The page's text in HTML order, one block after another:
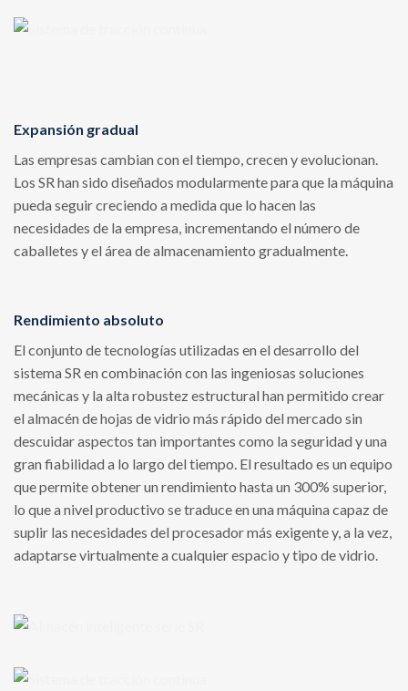
Expansión gradual
Las empresas cambian con el tiempo, crecen y evolucionan.
Los SR han sido diseñados modularmente para que la máquina
pueda seguir creciendo a medida que lo hacen las
necesidades de la empresa, incrementando el número de
caballetes y el área de almacenamiento gradualmente.
Rendimiento absoluto
El conjunto de tecnologías utilizadas en el desarrollo del
sistema SR en combinación con las ingeniosas soluciones
mecánicas y la alta robustez estructural han permitido crear
el almacén de hojas de vidrio más rápido del mercado sin
descuidar aspectos tan importantes como la seguridad y una
gran fiabilidad a lo largo del tiempo. El resultado es un equipo
que permite obtener un rendimiento hasta un 300% superior,
lo que a nivel productivo se traduce en una máquina capaz de
suplir las necesidades del procesador más exigente y, a la vez,
adaptarse virtualmente a cualquier espacio y tipo de vidrio.